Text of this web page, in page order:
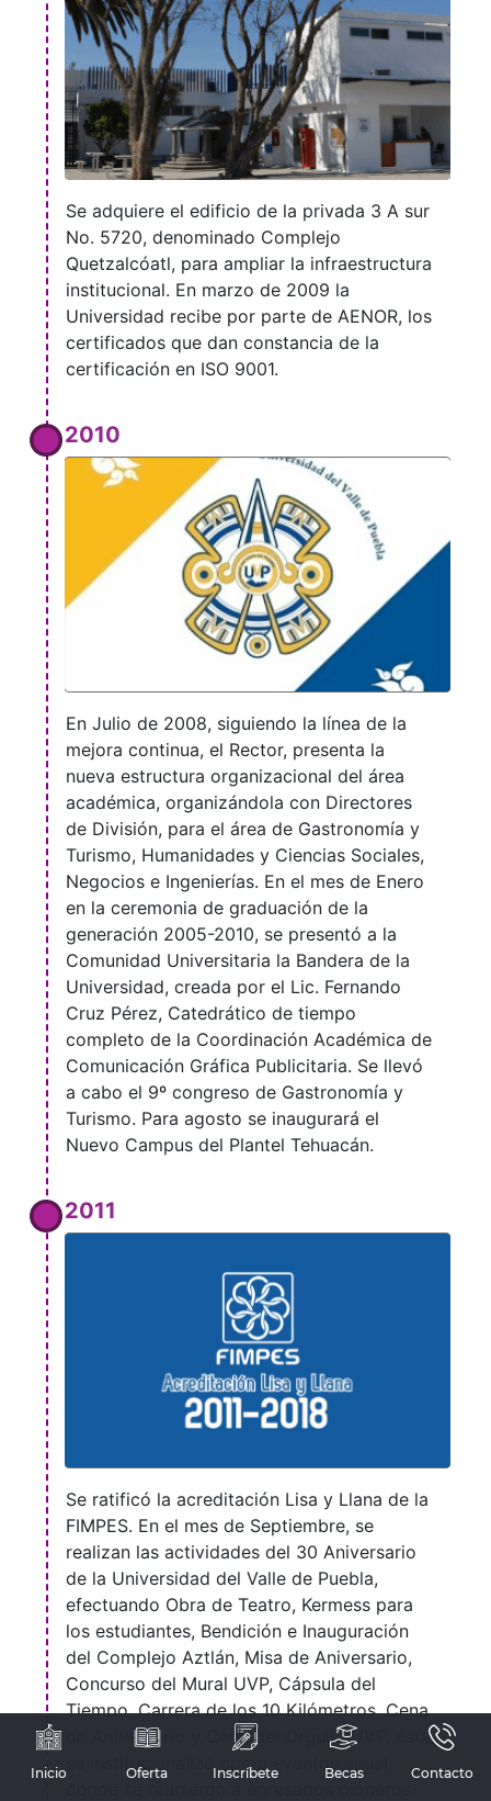
Se adquiere el edificio de la privada 3 A sur
No. 5720, denominado Complejo
Quetzalcóatl, para ampliar la infraestructura
institucional. En marzo de 2009 la
Universidad recibe por parte de AENOR, los
certificados que dan constancia de la
certificación en ISO 9001.
2010
En Julio de 2008, siguiendo la línea de la
mejora continua, el Rector, presenta la
nueva estructura organizacional del área
académica, organizándola con Directores
de División, para el área de Gastronomía y
Turismo, Humanidades y Ciencias Sociales,
Negocios e Ingenierías. En el mes de Enero
en la ceremonia de graduación de la
generación 2005-2010, se presentó a la
Comunidad Universitaria la Bandera de la
Universidad, creada por el Lic. Fernando
Cruz Pérez, Catedrático de tiempo
completo de la Coordinación Académica de
Comunicación Gráfica Publicitaria. Se llevó
a cabo el 9º congreso de Gastronomía y
Turismo. Para agosto se inaugurará el
Nuevo Campus del Plantel Tehuacán.
2011
Se ratificó la acreditación Lisa y Llana de la
FIMPES. En el mes de Septiembre, se
realizan las actividades del 30 Aniversario
de la Universidad del Valle de Puebla,
efectuando Obra de Teatro, Kermess para
los estudiantes, Bendición e Inauguración
del Complejo Aztlán, Misa de Aniversario,
Concurso del Mural UVP, Cápsula del
Tiempo, Carrera de los 10 Kilómetros, Cena
de Aniversario y Cena del Orgullo UVP, ésta
se institucionalizó como eventos anual,
Inicio Oferta Inscríbete Becas Contacto